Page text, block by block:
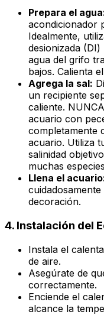
Prepara el
acondicionador
Idealmente,
desionizada
agua del grifo
bajos. Calienta
Agrega la sal:
un recipiente
caliente.
acuario con
completamente
acuario. Utiliza
salinidad
muchas
Llena el
decoración.
4. Instalación del
Instala el
de aire.
Asegúrate de
correctamente.
Enciende el
alcance la